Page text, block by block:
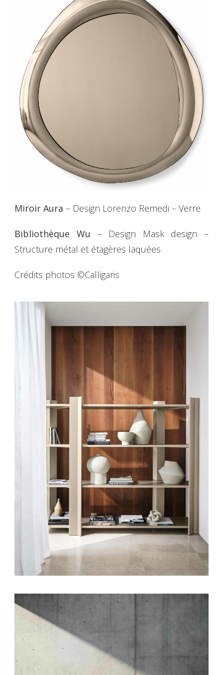
Miroir Aura – Design Lorenzo Remedi – Verre
Bibliothèque Wu– Design Mask design –
Structure métal et étagères laquées
Crédits photos ©Calligaris